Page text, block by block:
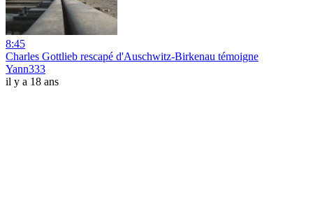
8:45
Charles Gottlieb rescapé d'Auschwitz-Birkenau témoigne
Yann333
il y a 18 ans